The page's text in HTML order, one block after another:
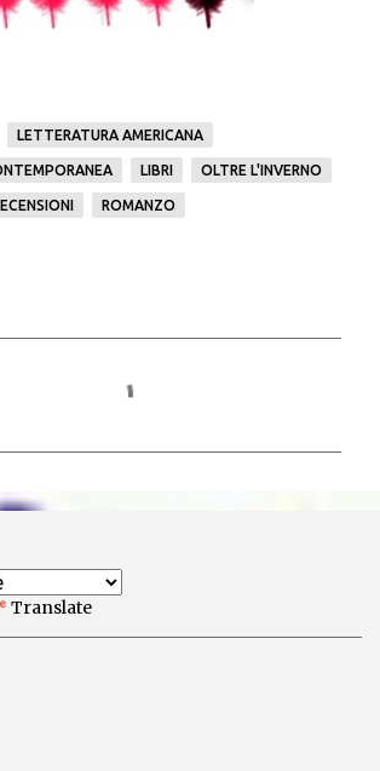
LETTERATURA AMERICANA
LIBRI OLTRE L'INVERNO
ROMANZO
Translate